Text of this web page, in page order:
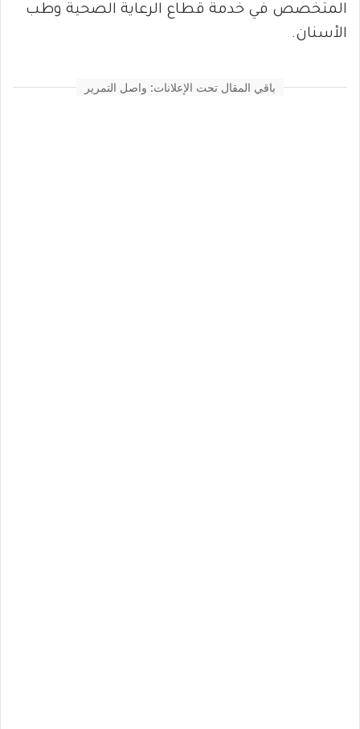
المتخصص في خدمة قطاع الرعاية الصحية وطب
الأسنان.
باقي المقال تحت الإعلانات: واصل التمرير